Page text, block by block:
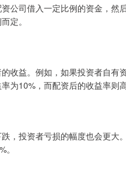
公司借入一定比例的资金，
定。
收益。例如，如果投资者自
为10%，而配资后的收益率则高
，投资者亏损的幅度也会更